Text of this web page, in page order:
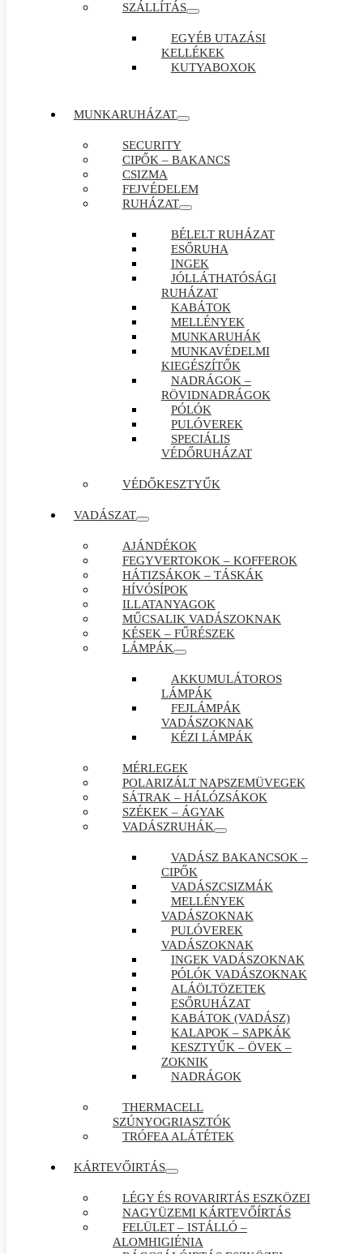
SZÁLLÍTÁS
EGYÉB UTAZÁSI
KELLÉKEK
KUTYABOXOK
MUNKARUHÁZAT
SECURITY
CIPŐK – BAKANCS
CSIZMA
FEJVÉDELEM
RUHÁZAT
BÉLELT RUHÁZAT
ESŐRUHA
INGEK
JÓLLÁTHATÓSÁGI
RUHÁZAT
KABÁTOK
MELLÉNYEK
MUNKARUHÁK
MUNKAVÉDELMI
KIEGÉSZÍTŐK
NADRÁGOK –
RÖVIDNADRÁGOK
PÓLÓK
PULÓVEREK
SPECIÁLIS
VÉDŐRUHÁZAT
VÉDŐKESZTYŰK
VADÁSZAT
AJÁNDÉKOK
FEGYVERTOKOK – KOFFEROK
HÁTIZSÁKOK – TÁSKÁK
HÍVÓSÍPOK
ILLATANYAGOK
MŰCSALIK VADÁSZOKNAK
KÉSEK – FŰRÉSZEK
LÁMPÁK
AKKUMULÁTOROS
LÁMPÁK
FEJLÁMPÁK
VADÁSZOKNAK
KÉZI LÁMPÁK
MÉRLEGEK
POLARIZÁLT NAPSZEMÜVEGEK
SÁTRAK – HÁLÓZSÁKOK
SZÉKEK – ÁGYAK
VADÁSZRUHÁK
VADÁSZ BAKANCSOK –
CIPŐK
VADÁSZCSIZMÁK
MELLÉNYEK
VADÁSZOKNAK
PULÓVEREK
VADÁSZOKNAK
INGEK VADÁSZOKNAK
PÓLÓK VADÁSZOKNAK
ALÁÖLTÖZETEK
ESŐRUHÁZAT
KABÁTOK (VADÁSZ)
KALAPOK – SAPKÁK
KESZTYŰK – ÖVEK –
ZOKNIK
NADRÁGOK
THERMACELL
SZÚNYOGRIASZTÓK
TRÓFEA ALÁTÉTEK
KÁRTEVŐIRTÁS
LÉGY ÉS ROVARIRTÁS ESZKÖZEI
NAGYÜZEMI KÁRTEVŐÍRTÁS
FELÜLET – ISTÁLLÓ –
ALOMHIGIÉNIA